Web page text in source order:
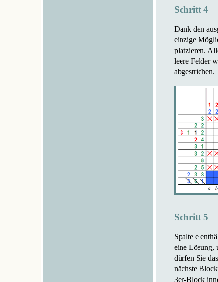
Schritt 4
Dank den
einzige
platzieren.
leere Felder
abgestrichen.
Schritt 5
Spalte e
eine Lösung,
dürfen Sie
nächste
3er-Block